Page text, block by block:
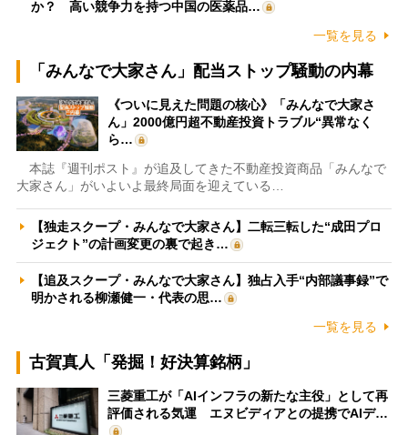
か？ 高い競争力を持つ中国の医薬品…
一覧を見る
「みんなで大家さん」配当ストップ騒動の内幕
《ついに見えた問題の核心》「みんなで大家さ
ん」2000億円超不動産投資トラブル“異常なく
ら…
本誌『週刊ポスト』が追及してきた不動産投資商品「みんなで
大家さん」がいよいよ最終局面を迎えている…
【独走スクープ・みんなで大家さん】二転三転した“成田プロ
ジェクト”の計画変更の裏で起き…
【追及スクープ・みんなで大家さん】独占入手“内部議事録”で
明かされる柳瀬健一・代表の思…
一覧を見る
古賀真人「発掘！好決算銘柄」
三菱重工が「AIインフラの新たな主役」として再
評価される気運 エヌビディアとの提携でAIデ…